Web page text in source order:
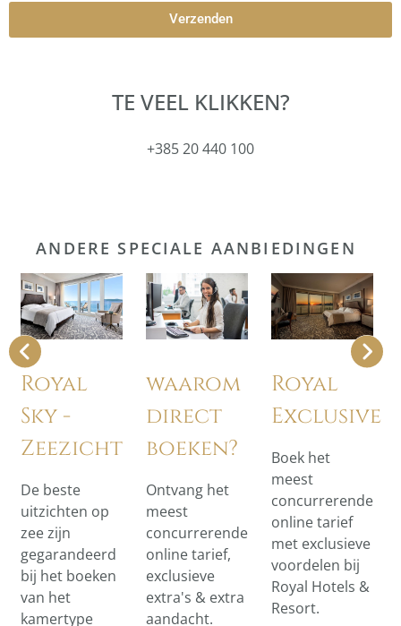
Verzenden
TE VEEL KLIKKEN?
+385 20 440 100
ANDERE SPECIALE AANBIEDINGEN
Royal
Sky -
Zeezicht
De beste
uitzichten op
zee zijn
gegarandeerd
bij het boeken
van het
kamertype
waarom
direct
boeken?
Ontvang het
meest
concurrerende
online tarief,
exclusieve
extra's & extra
aandacht.
Royal
Exclusive
Boek het
meest
concurrerende
online tarief
met exclusieve
voordelen bij
Royal Hotels &
Resort.